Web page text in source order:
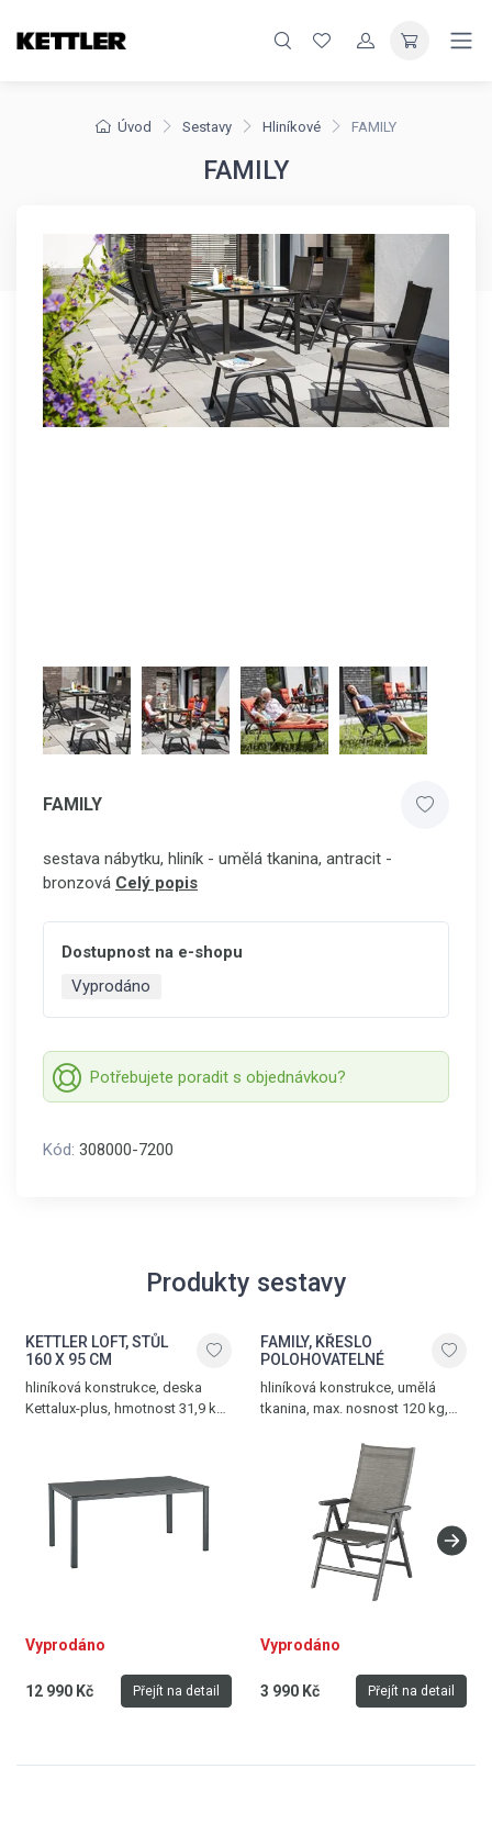
Úvod Sestavy Hliníkové FAMILY
FAMILY
FAMILY
sestava nábytku, hliník - umělá tkanina, antracit -
bronzová Celý popis
Dostupnost na e-shopu
Vyprodáno
Potřebujete poradit s objednávkou?
Kód: 308000-7200
Produkty sestavy
KETTLER LOFT, STŮL
160 X 95 CM
hliníková konstrukce, deska
Kettalux-plus, hmotnost 31,9 kg,
Vyprodáno
12 990 Kč Přejít na detail
FAMILY, KŘESLO
POLOHOVATELNÉ
hliníková konstrukce, umělá
tkanina, max. nosnost 120 kg,
Vyprodáno
3 990 Kč Přejít na detail